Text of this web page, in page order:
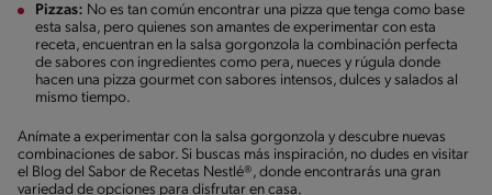
Pizzas: No es tan común encontrar una pizza que tenga como base
esta salsa, pero quienes son amantes de experimentar con esta
receta, encuentran en la salsa gorgonzola la combinación perfecta
de sabores con ingredientes como pera, nueces y rúgula donde
hacen una pizza gourmet con sabores intensos, dulces y salados al
mismo tiempo.
Anímate a experimentar con la salsa gorgonzola y descubre nuevas
combinaciones de sabor. Si buscas más inspiración, no dudes en visitar
el Blog del Sabor de Recetas Nestlé®, donde encontrarás una gran
variedad de opciones para disfrutar en casa.